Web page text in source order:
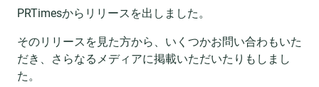
PRTimesからリリースを出しました。
そのリリースを見た方から、いくつかお問い合わもいた
だき、さらなるメディアに掲載いただいたりもしまし
た。